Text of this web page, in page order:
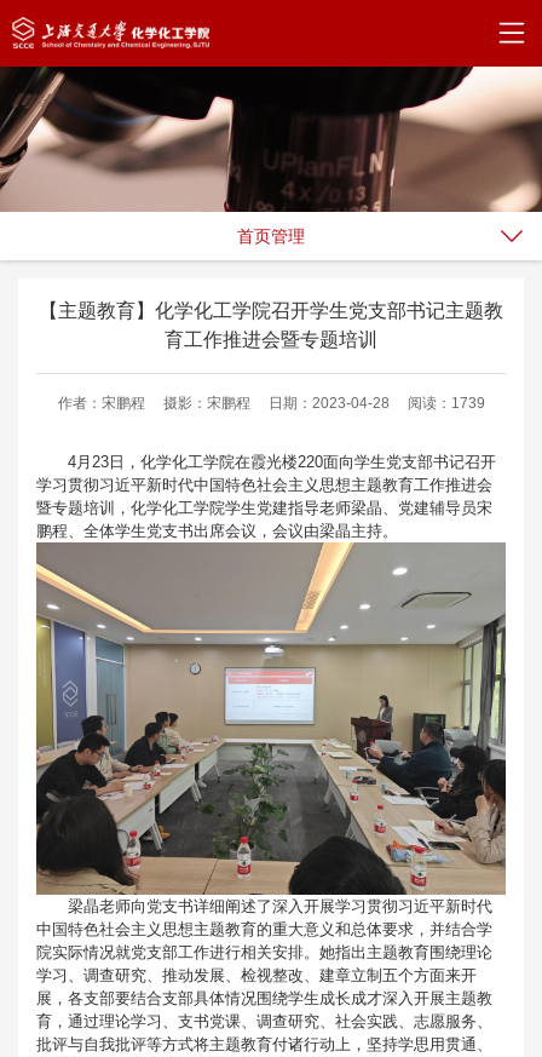
首页管理
【主题教育】化学化工学院召开学生党支部书记主题教
育工作推进会暨专题培训
作者：宋鹏程 摄影：宋鹏程 日期：2023-04-28 阅读：1739
4月23日，化学化工学院在霞光楼220面向学生党支部书记召开
学习贯彻习近平新时代中国特色社会主义思想主题教育工作推进会
暨专题培训，化学化工学院学生党建指导老师梁晶、党建辅导员宋
鹏程、全体学生党支书出席会议，会议由梁晶主持。
梁晶老师向党支书详细阐述了深入开展学习贯彻习近平新时代
中国特色社会主义思想主题教育的重大意义和总体要求，并结合学
院实际情况就党支部工作进行相关安排。她指出主题教育围绕理论
学习、调查研究、推动发展、检视整改、建章立制五个方面来开
展，各支部要结合支部具体情况围绕学生成长成才深入开展主题教
育，通过理论学习、支书党课、调查研究、社会实践、志愿服务、
批评与自我批评等方式将主题教育付诸行动上，坚持学思用贯通、